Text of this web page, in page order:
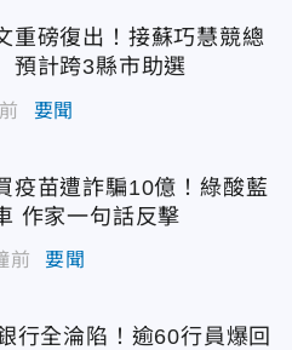
重磅復出！接蘇巧慧競總
計跨3縣市助選
要聞
疫苗遭詐騙10億！綠酸藍
白翻車 作家一句話反擊
前 要聞
行全淪陷！逾60行員爆回